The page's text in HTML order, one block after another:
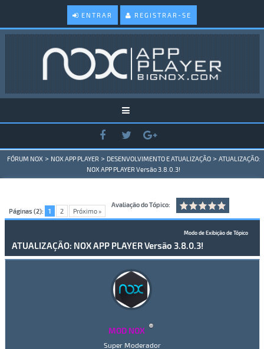
ENTRAR REGISTRAR-SE
FÓRUM NOX > NOX APP PLAYER > DESENVOLVIMENTO E ATUALIZAÇÃO > ATUALIZAÇÃO:
NOX APP PLAYER Versão 3.8.0.3!
Páginas (2): 1 2 Próximo »
Avaliação do Tópico:
Modo de Exibição de Tópico
ATUALIZAÇÃO: NOX APP PLAYER Versão 3.8.0.3!
MOD NOX
Super Moderador